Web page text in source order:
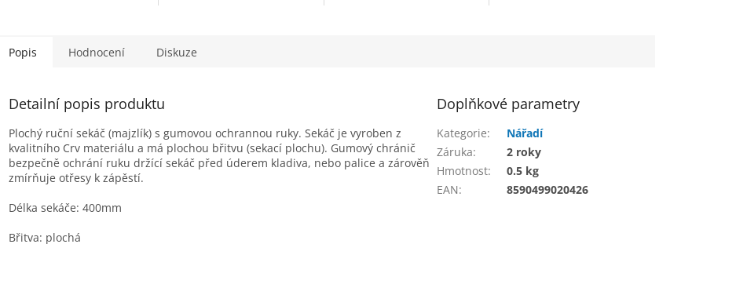
Popis Hodnocení Diskuze
Detailní popis produktu
Plochý ruční sekáč (majzlík) s gumovou ochrannou ruky. Sekáč je vyroben z
kvalitního Crv materiálu a má plochou břitvu (sekací plochu). Gumový chránič
bezpečně ochrání ruku držící sekáč před úderem kladiva, nebo palice a zárověň
zmírňuje otřesy k zápěstí.
Délka sekáče: 400mm
Břitva: plochá
Doplňkové parametry
Kategorie:
Nářadí
Záruka:
2 roky
Hmotnost:
0.5 kg
EAN: 8590499020426